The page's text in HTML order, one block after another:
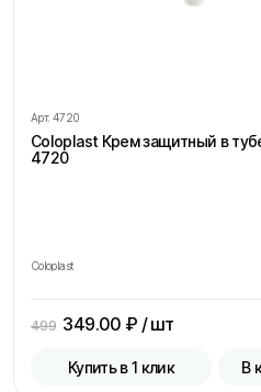
Арт. 4720
Coloplast Крем защитный в
4720
Coloplast
499 349.00 ₽ / шт
Купить в 1 клик В